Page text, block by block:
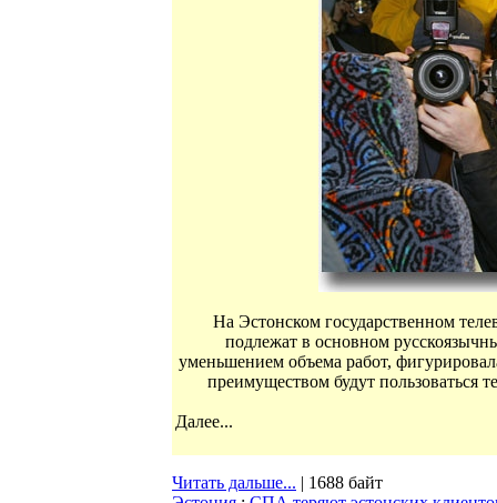
На Эстонском государственном
подлежат в основном
уменьшением объема работ,
преимуществом будут пользоваться
Далее...
Читать дальше... | 1688 байт